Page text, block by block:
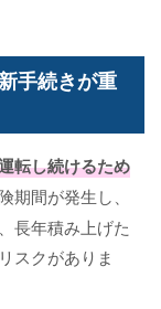
手続きが重
転し続けるため
期間が発生し、
長年積み上げた
スクがありま